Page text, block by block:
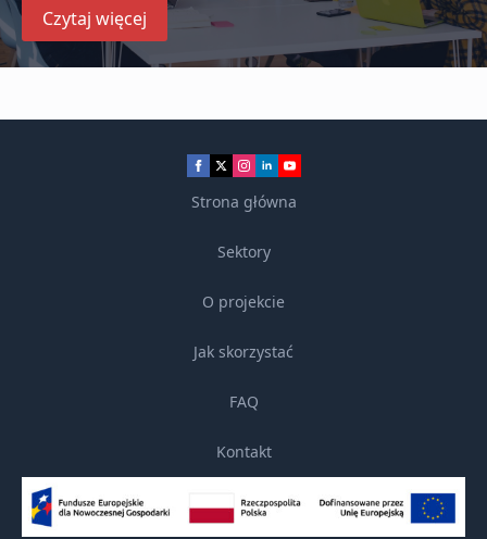
Czytaj więcej
Strona główna
Sektory
O projekcie
Jak skorzystać
FAQ
Kontakt